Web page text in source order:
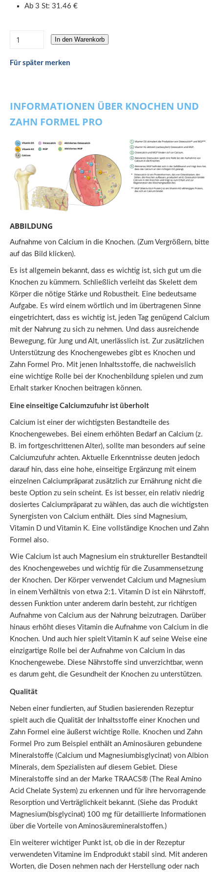
Ab 3 St: 31.46 €
In den Warenkorb
Für später merken
INFORMATIONEN ÜBER KNOCHEN UND
ZAHN FORMEL PRO
ABBILDUNG
Aufnahme von Calcium in die Knochen. (Zum Vergrößern, bitte
auf das Bild klicken).
Es ist allgemein bekannt, dass es wichtig ist, sich gut um die
Knochen zu kümmern. Schließlich verleiht das Skelett dem
Körper die nötige Stärke und Robustheit. Eine bedeutsame
Aufgabe. Es wird einem wörtlich und im übertragenen Sinne
eingetrichtert, dass es wichtig ist, jeden Tag genügend Calcium
mit der Nahrung zu sich zu nehmen. Und dass ausreichende
Bewegung, für Jung und Alt, unerlässlich ist. Zur zusätzlichen
Unterstützung des Knochengewebes gibt es Knochen und
Zahn Formel Pro. Mit jenen Inhaltsstoffe, die nachweislich
eine wichtige Rolle bei der Knochenbildung spielen und zum
Erhalt starker Knochen beitragen können.
Eine einseitige Calciumzufuhr ist überholt
Calcium ist einer der wichtigsten Bestandteile des
Knochengewebes. Bei einem erhöhten Bedarf an Calcium (z.
B. im fortgeschrittenen Alter), sollte man besonders auf seine
Calciumzufuhr achten. Aktuelle Erkenntnisse deuten jedoch
darauf hin, dass eine hohe, einseitige Ergänzung mit einem
einzelnen Calciumpräparat zusätzlich zur Ernährung nicht die
beste Option zu sein scheint. Es ist besser, ein relativ niedrig
dosiertes Calciumpräparat zu wählen, das auch die wichtigsten
Synergisten von Calcium enthält. Dies sind Magnesium,
Vitamin D und Vitamin K. Eine vollständige Knochen und Zahn
Formel also.
Wie Calcium ist auch Magnesium ein struktureller Bestandteil
des Knochengewebes und wichtig für die Zusammensetzung
der Knochen. Der Körper verwendet Calcium und Magnesium
in einem Verhältnis von etwa 2:1. Vitamin D ist ein Nährstoff,
dessen Funktion unter anderem darin besteht, zur richtigen
Aufnahme von Calcium aus der Nahrung beizutragen. Darüber
hinaus erhöht dieses Vitamin die Aufnahme von Calcium in die
Knochen. Und auch hier spielt Vitamin K auf seine Weise eine
einzigartige Rolle bei der Aufnahme von Calcium in das
Knochengewebe. Diese Nährstoffe sind unverzichtbar, wenn
es darum geht, die Gesundheit der Knochen zu unterstützen.
Qualität
Neben einer fundierten, auf Studien basierenden Rezeptur
spielt auch die Qualität der Inhaltsstoffe einer Knochen und
Zahn Formel eine äußerst wichtige Rolle. Knochen und Zahn
Formel Pro zum Beispiel enthält an Aminosäuren gebundene
Mineralstoffe (Calcium und Magnesiumbisglycinat) von Albion
Minerals, dem Spezialisten auf diesem Gebiet. Diese
Mineralstoffe sind an der Marke TRAACS® (The Real Amino
Acid Chelate System) zu erkennen und für ihre hervorragende
Resorption und Verträglichkeit bekannt. (Siehe das Produkt
Magnesium(bisglycinat) 100 mg für detaillierte Informationen
über die Vorteile von Aminosäuremineralstoffen.)
Ein weiterer wichtiger Punkt ist, ob die in der Rezeptur
verwendeten Vitamine im Endprodukt stabil sind. Mit anderen
Worten, die Dosen nehmen nach der Herstellung oder nach